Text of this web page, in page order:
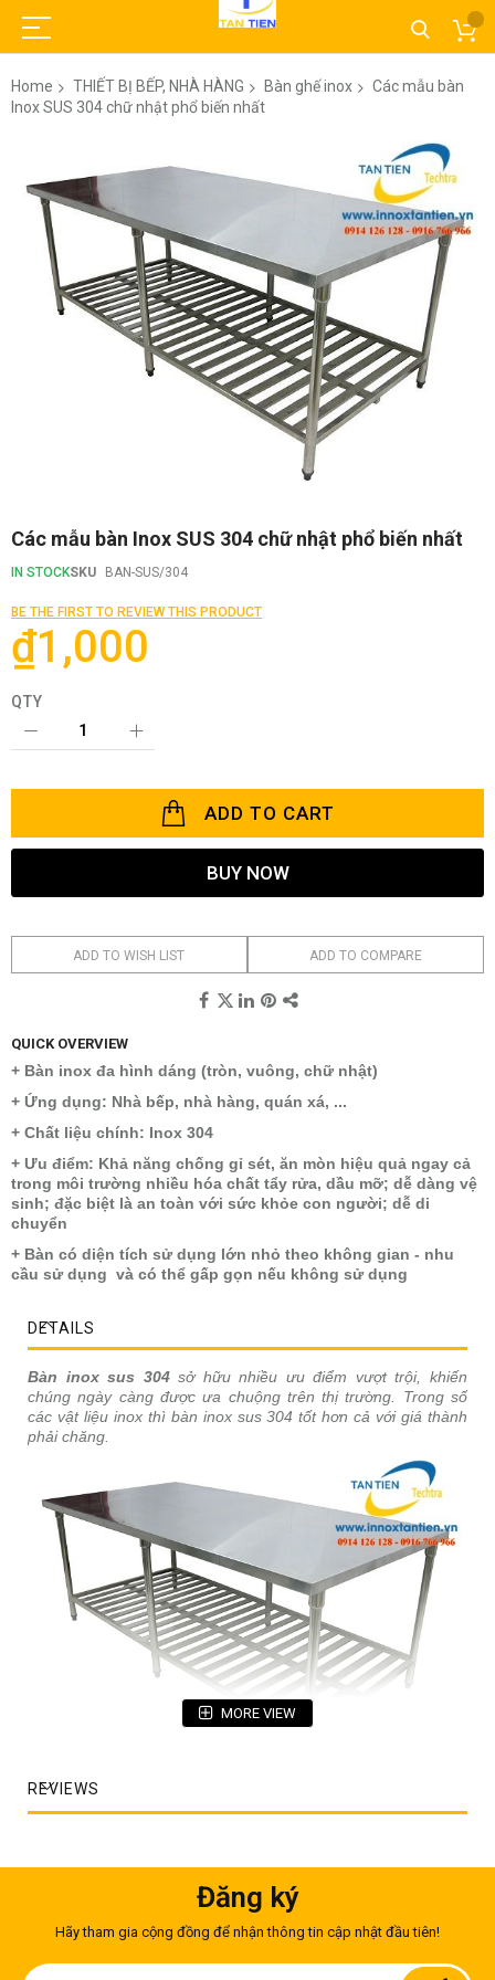
Home THIẾT BỊ BẾP, NHÀ HÀNG Bàn ghế inox
Các mẫu bàn
Inox SUS 304 chữ nhật phổ biến nhất
the
images
Skip
the
of
the
images
gallery
Các mẫu bàn Inox SUS 304 chữ nhật phổ biến nhất
IN STOCKSKU BAN-SUS/304
BE THE FIRST TO REVIEW THIS PRODUCT
₫1,000
QTY
ADD TO CART
BUY NOW
ADD TO WISH LIST ADD TO COMPARE
QUICK OVERVIEW
+ Bàn inox đa hình dáng (tròn, vuông, chữ nhật)
+ Ứng dụng: Nhà bếp, nhà hàng, quán xá, ...
+ Chất liệu chính: Inox 304
+ Ưu điểm: Khả năng chống gỉ sét, ăn mòn hiệu quả ngay cả
trong môi trường nhiều hóa chất tẩy rửa, dầu mỡ; dễ dàng vệ
sinh; đặc biệt là an toàn với sức khỏe con người; dễ di
chuyển
+ Bàn có diện tích sử dụng lớn nhỏ theo không gian - nhu
cầu sử dụng và có thể gấp gọn nếu không sử dụng
DETAILS
Bàn inox sus 304sở hữu nhiều ưu điểm vượt trội, khiến
chúng ngày càng được ưa chuộng trên thị trường. Trong số
các vật liệu inox thì bàn inox sus 304 tốt hơn cả với giá thành
phải chăng.
inox 201. Giá thành của loại bàn này cũng khá cao. Bàn inox
304 chữ nhật phù hợp với không gian bếp ăn, đặc biệt là bếp
Thông số kỹ thuật của bàn inox SUS 304 chữ nhật
MORE VIEW
REVIEWS
Đăng ký
Hãy tham gia cộng đồng để nhận thông tin cập nhật đầu tiên!
Sign